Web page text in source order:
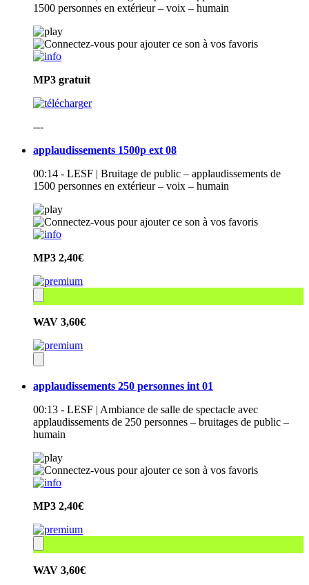
1500 personnes en extérieur – voix – humain
MP3 gratuit
---
applaudissements 1500p ext 08
00:14 - LESF | Bruitage de public – applaudissements de
1500 personnes en extérieur – voix – humain
MP3 2,40€
WAV 3,60€
applaudissements 250 personnes int 01
00:13 - LESF | Ambiance de salle de spectacle avec
applaudissements de 250 personnes – bruitages de public –
humain
MP3 2,40€
WAV 3,60€